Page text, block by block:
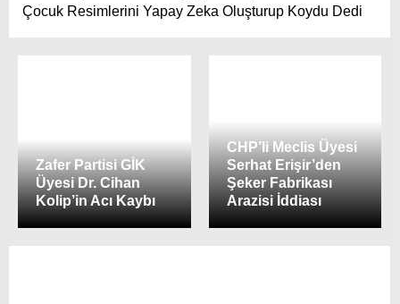
Çocuk Resimlerini Yapay Zeka Oluşturup Koydu Dedi
Zafer Partisi GİK
Üyesi Dr. Cihan
Kolip’in Acı Kaybı
CHP’li Meclis Üyesi
Serhat Erişir’den
Şeker Fabrikası
Arazisi İddiası